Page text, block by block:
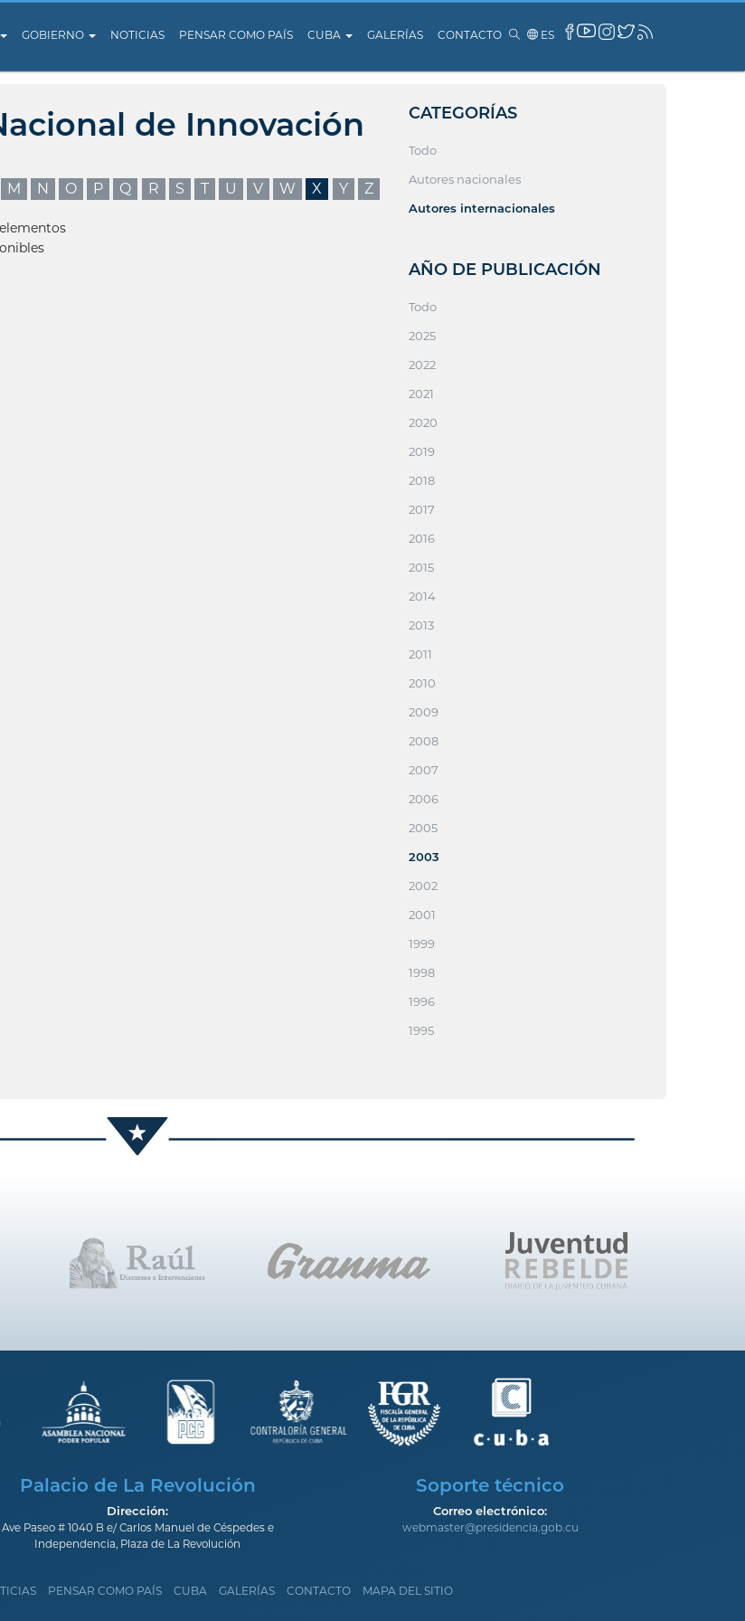
GOBIERNO NOTICIAS PENSAR COMO PAÍS CUBA GALERÍAS CONTACTO ES
de Innovación
M N O P Q R S T U V W X Y Z
CATEGORÍAS
Todo
Autores nacionales
Autores internacionales
AÑO DE PUBLICACIÓN
Todo
2025
2022
2021
2020
2019
2018
2017
2016
2015
2014
2013
2011
2010
2009
2008
2007
2006
2005
2003
2002
2001
1999
1998
1996
1995
Palacio de La Revolución
Dirección:
Ave Paseo # 1040 B e/ Carlos Manuel de Céspedes e
Independencia, Plaza de La Revolución
Soporte técnico
Correo electrónico:
webmaster@presidencia.gob.cu
PENSAR COMO PAÍS CUBA GALERÍAS CONTACTO MAPA DEL SITIO